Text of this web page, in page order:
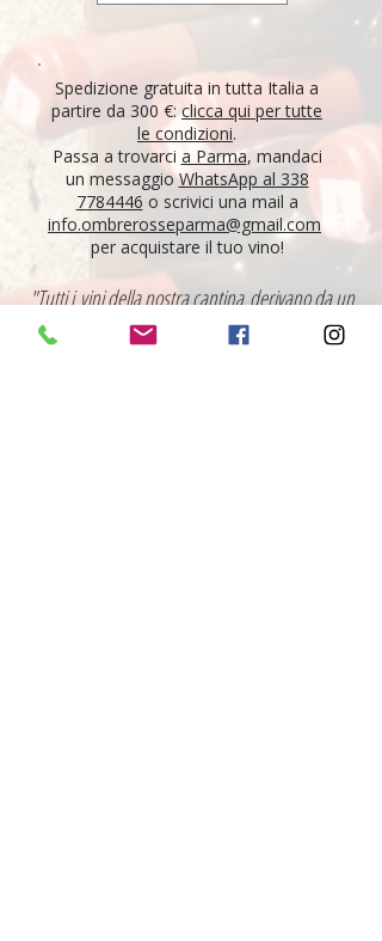
Spedizione gratuita in tutta Italia a
partire da 300 €:clicca qui per tutte
le condizioni.
Passa a trovarci a Parma, mandaci
un messaggioWhatsApp al 338
7784446 o scrivici una mail a
info.ombrerosseparma@gmail.com
per acquistare il tuo vino!
"Tutti i vini della nostra cantina derivano da un
lungo percorso di ricerca, iniziato nel 1995 con
l'apertura di Ombre Rosse, che prosegue tutt'oggi.